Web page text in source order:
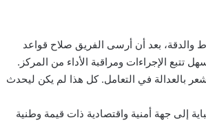
والدقة، بعد أن أرسى الفريق صلاح قواعد
الإجراءات ومراقبة الأداء من المركز.
بالعدالة في التعامل. كل هذا لم يكن ليحدث
إلى جهة أمنية واقتصادية ذات قيمة وطنية